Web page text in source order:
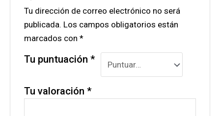
Tu dirección de correo electrónico no será
publicada. Los campos obligatorios están
marcados con*
Tu puntuación*
Tu valoración*